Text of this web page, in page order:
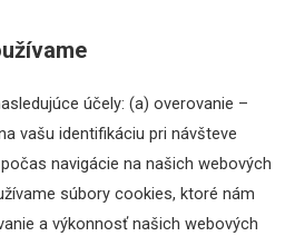
účely: (a) overovanie –
vašu identifikáciu pri návšteve
navigácie na našich webových
súbory cookies, ktoré nám
a výkonnosť našich webových